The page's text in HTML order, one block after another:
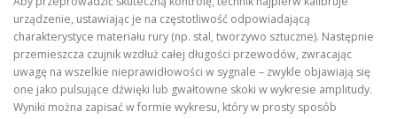
urządzenie, ustawiając je na częstotliwość odpowiadającą
charakterystyce materiału rury (np. stal, tworzywo sztuczne). Następnie
przemieszcza czujnik wzdłuż całej długości przewodów, zwracając
uwagę na wszelkie nieprawidłowości w sygnale – zwykle objawiają się
one jako pulsujące dźwięki lub gwałtowne skoki w wykresie amplitudy.
Wyniki można zapisać w formie wykresu, który w prosty sposób